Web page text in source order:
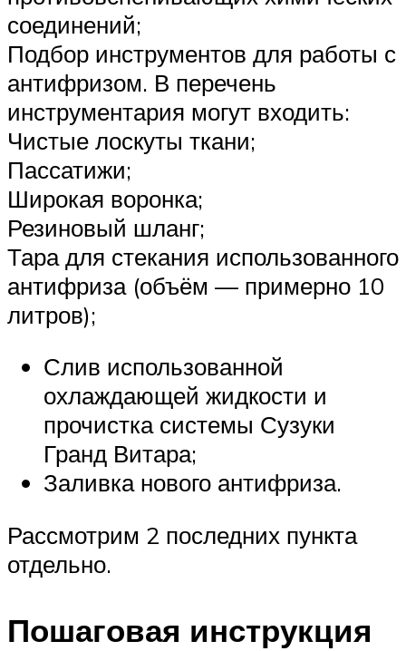
соединений;
Подбор инструментов для работы с
антифризом. В перечень
инструментария могут входить:
Чистые лоскуты ткани;
Пассатижи;
Широкая воронка;
Резиновый шланг;
Тара для стекания использованного
антифриза (объём — примерно 10
литров);
Слив использованной
охлаждающей жидкости и
прочистка системы Сузуки
Гранд Витара;
Заливка нового антифриза.
Рассмотрим 2 последних пункта
отдельно.
Пошаговая инструкция